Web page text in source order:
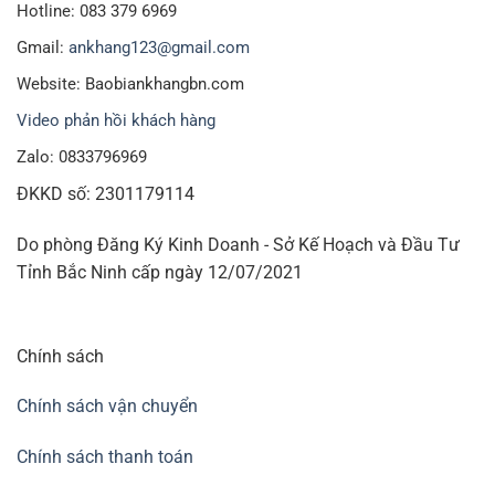
Hotline: 083 379 6969
Gmail: ankhang123@gmail.com
Website: Baobiankhangbn.com
Video phản hồi khách hàng
Zalo: 0833796969
ĐKKD số: 2301179114
Do phòng Đăng Ký Kinh Doanh - Sở Kế Hoạch và Đầu Tư
Tỉnh Bắc Ninh cấp ngày 12/07/2021
Chính sách
Chính sách vận chuyển
Chính sách thanh toán